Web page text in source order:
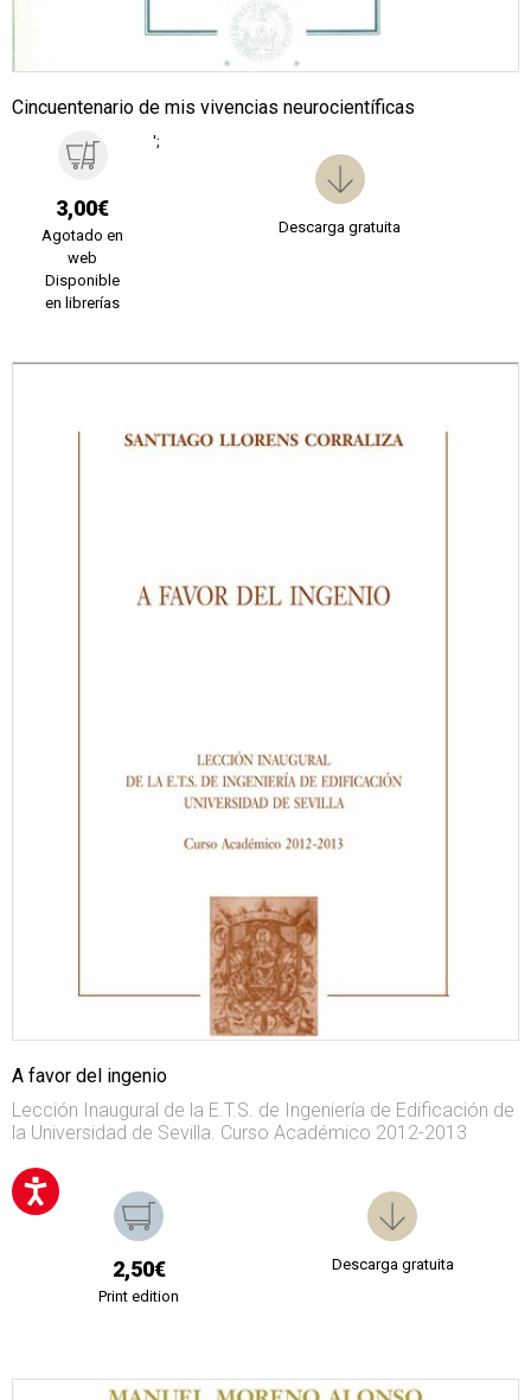
Cincuentenario de mis vivencias neurocientíficas
3,00€
Agotado en
web
Disponible
en librerías
';
Descarga gratuita
A favor del ingenio
Lección Inaugural de la E.T.S. de Ingeniería de Edificación de
la Universidad de Sevilla. Curso Académico 2012-2013
2,50€
Print edition
Descarga gratuita